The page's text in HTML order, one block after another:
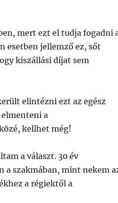
mert ezt el tudja fogadni
esetben jellemző ez, sőt
kiszállási díjat sem
elintézni ezt az egész
a
kellhet még!
a választ. 30 év
a szakmában, mint nekem
a régiektől a